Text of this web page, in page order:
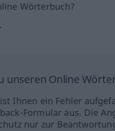
Wörterbuch?
unseren Online
Ihnen ein Fehler
Formular aus. Die
nur zur